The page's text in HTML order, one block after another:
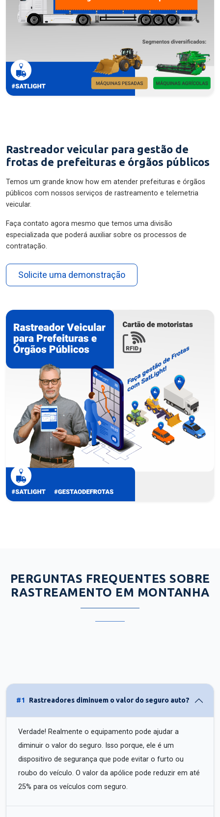
Rastreador veicular para gestão de
frotas de prefeituras e órgãos públicos
Temos um grande know how em atender prefeituras e órgãos
públicos com nossos serviços de rastreamento e telemetria
veicular.
Faça contato agora mesmo que temos uma divisão
especializada que poderá auxiliar sobre os processos de
contratação.
Solicite uma demonstração
PERGUNTAS FREQUENTES SOBRE
RASTREAMENTO EM MONTANHA
#1 Rastreadores diminuem o valor do seguro auto?
Verdade! Realmente o equipamento pode ajudar a
diminuir o valor do seguro. Isso porque, ele é um
dispositivo de segurança que pode evitar o furto ou
roubo do veículo. O valor da apólice pode reduzir em até
25% para os veículos com seguro.